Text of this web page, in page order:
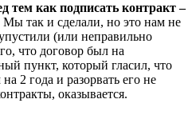
как подписать контракт –
Мы так и сделали, но это нам не
(или неправильно
что договор был на
пункт, который гласил, что
2 года и разорвать его не
оказывается.